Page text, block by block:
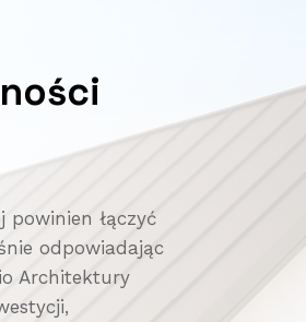
łączyć
odpowiadając
Architektury